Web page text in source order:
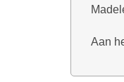
Aan